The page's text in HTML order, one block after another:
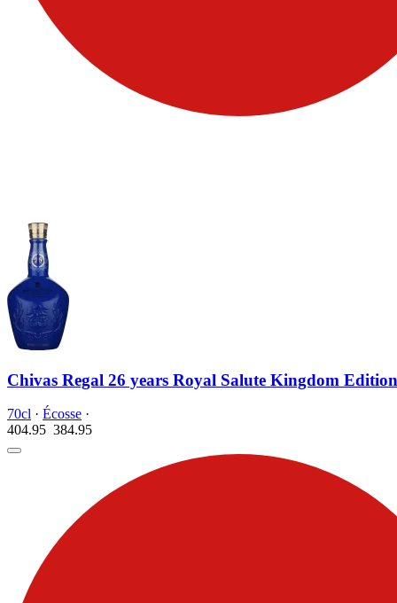
Chivas Regal 26 years Royal Salute Kingdom Edition
70cl · Écosse ·
404.95 384.95